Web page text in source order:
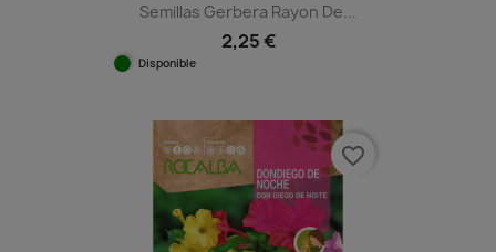
Semillas Gerbera Rayon De...
2,25 €
Disponible
favorite_border